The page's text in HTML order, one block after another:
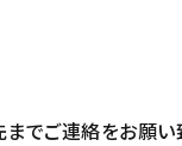
でご連絡をお願い